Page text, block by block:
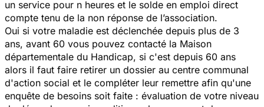
un service pour n heures et le solde en emploi direct
compte tenu de la non réponse de l’association.
Oui si votre maladie est déclenchée depuis plus de 3
ans, avant 60 vous pouvez contacté la Maison
départementale du Handicap, si c'est depuis 60 ans
alors il faut faire retirer un dossier au centre communal
d'action social et le compléter leur remettre afin qu'une
enquête de besoins soit faite : évaluation de votre niveau